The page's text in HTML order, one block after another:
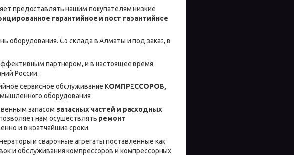
предоставлять нашим покупателям низкие
гарантийное и пост гарантийное
оборудования. Со склада в Алматы и под заказ, в
партнером, и в настоящее время
России.
сервисное обслуживание КОМПРЕССОРОВ,
оборудования
запасом запасных частей и расходных
нам осуществлять ремонт
и в кратчайшие сроки.
и сварочные агрегаты поставленные как
и обслуживания компрессоров и компрессорных